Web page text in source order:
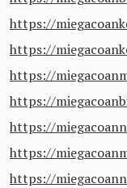
https://
https://
https://
https://
https://
https://
https://